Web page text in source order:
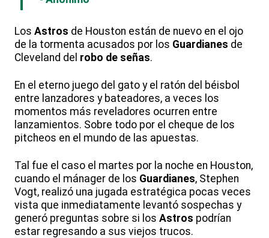
Los Astros de Houston están de nuevo en el ojo
de la tormenta acusados por los Guardianes de
Cleveland del robo de señas.
En el eterno juego del gato y el ratón del béisbol
entre lanzadores y bateadores, a veces los
momentos más reveladores ocurren entre
lanzamientos. Sobre todo por el cheque de los
pitcheos en el mundo de las apuestas.
Tal fue el caso el martes por la noche en Houston,
cuando el mánager de los Guardianes, Stephen
Vogt, realizó una jugada estratégica pocas veces
vista que inmediatamente levantó sospechas y
generó preguntas sobre si los Astros podrían
estar regresando a sus viejos trucos.